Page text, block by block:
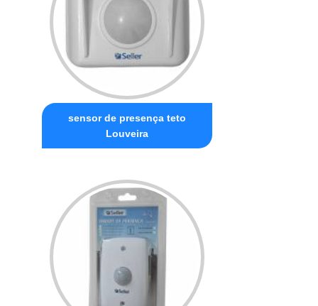
sensor de presença teto
Louveira